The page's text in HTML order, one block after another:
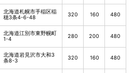
北海道札幌市手稲区稲
穂3条4-6-48
320 160 480
北海道江別市東野幌町
1-4
280 200 480
北海道岩見沢市大和3
条8-3
320 160 480